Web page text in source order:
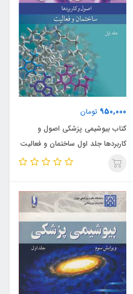
950,000 تومان
کتاب بیوشیمی پزشکی اصول و
کاربردها جلد اول ساختمان و فعالیت
(نشر آییژ)